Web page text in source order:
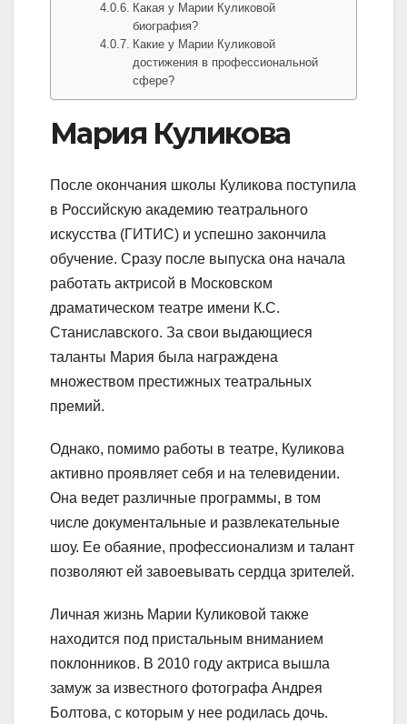
Какая у Марии Куликовой
биография?
Какие у Марии Куликовой
достижения в профессиональной
сфере?
Мария Куликова
После окончания школы Куликова поступила
в Российскую академию театрального
искусства (ГИТИС) и успешно закончила
обучение. Сразу после выпуска она начала
работать актрисой в Московском
драматическом театре имени К.С.
Станиславского. За свои выдающиеся
таланты Мария была награждена
множеством престижных театральных
премий.
Однако, помимо работы в театре, Куликова
активно проявляет себя и на телевидении.
Она ведет различные программы, в том
числе документальные и развлекательные
шоу. Ее обаяние, профессионализм и талант
позволяют ей завоевывать сердца зрителей.
Личная жизнь Марии Куликовой также
находится под пристальным вниманием
поклонников. В 2010 году актриса вышла
замуж за известного фотографа Андрея
Болтова, с которым у нее родилась дочь.